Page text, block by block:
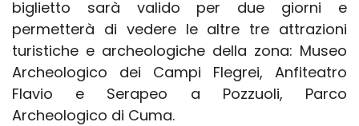
biglietto sarà valido per due giorni e
permetterà di vedere le altre tre attrazioni
turistiche e archeologiche della zona: Museo
Archeologico dei Campi Flegrei, Anfiteatro
Flavio e Serapeo a Pozzuoli, Parco
Archeologico di Cuma.